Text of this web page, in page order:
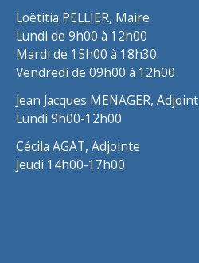
Loëtitia PELLIER, Maire
Lundi de 9h00 à 12h00
Mardi de 15h00 à 18h30
Vendredi de 09h00 à 12h00
Jean Jacques MENAGER, Adjoint
Lundi 9h00-12h00
Cécila AGAT, Adjointe
Jeudi 14h00-17h00